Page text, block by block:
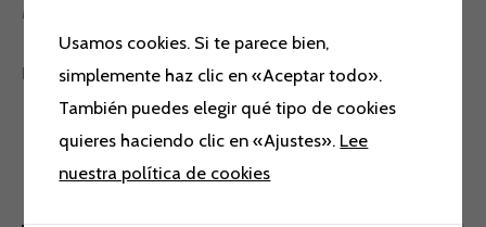
Medidas: 55x40x20
PREGUNTAR EXISTENCIAS
Productos relacionados
Usamos cookies. Si te parece bien,
simplemente haz clic en «Aceptar todo».
También puedes elegir qué tipo de cookies
quieres haciendo clic en «Ajustes». Lee
nuestra política de cookies